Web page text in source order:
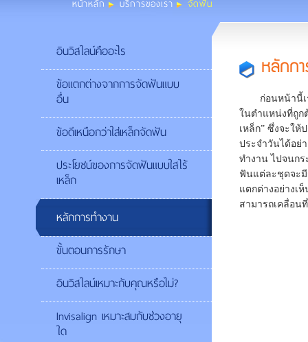
หน้าหลัก บริการของเรา จัดฟัน
อินวิสไลน์คืออะไร
ข้อแตกต่างจากการจัดฟันแบบ
อื่น
ข้อดีเหนือกว่าใส่เหล็กจัดฟัน
ประโยชน์ของการจัดฟันแบบใสไร้
เหล็ก
หลักการทำงาน
ขั้นตอนการรักษา
อินวิสไลน์เหมาะกับคุณหรือไม่?
Invisalign เหมาะสมกับช่วงอายุ
ใด
หลักกา
ก่อนหน้านี้
ในตำแหน่งที่ถูก
เหล็ก” ซึ่งจะใ
ประจำวันได้อย่
ทำงาน ไปจนก
ฟันแต่ละชุดจะมี
แตกต่างอย่างเ
สามารถเคลื่อน